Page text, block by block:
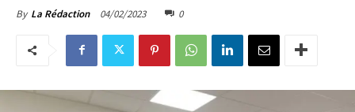
By La Rédaction 04/02/2023 0